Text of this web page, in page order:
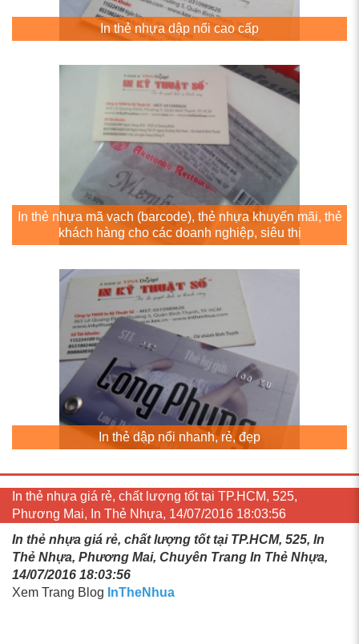
In thẻ nhựa dập nổi cao cấp
In thẻ nhựa mã vạch (barcode), thẻ nhựa khuyến mãi, thẻ
khách hàng cho các doanh nghiệp, siêu thị
In thẻ dập nổi nhanh, rẻ, đẹp
In thẻ nhựa giá rẻ, chất lượng tốt tại TP.HCM, 525,
Phương Mai, In Thẻ Nhựa, 14/07/2016 18:03:56
In thẻ nhựa giá rẻ, chất lượng tốt tại TP.HCM, 525, In
Thẻ Nhựa, Phương Mai, Chuyên Trang In Thẻ Nhựa,
14/07/2016 18:03:56
Xem Trang Blog InTheNhua